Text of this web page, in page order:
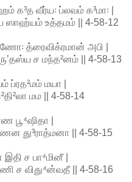
க³த வீர்ய꞉ ப்லவம் க³மா꞉ |
ஸாஹ்யம் உத்தமம் || 4-58-12
த்ரைவிக்ரமான் அபி |
ச மந்த²னம் || 4-58-13
மயா |
மம || 4-58-14
|
து³ராத்மனா || 4-58-15
ச பா⁴மினீ |
ச விது⁴ன்வதீ || 4-58-16